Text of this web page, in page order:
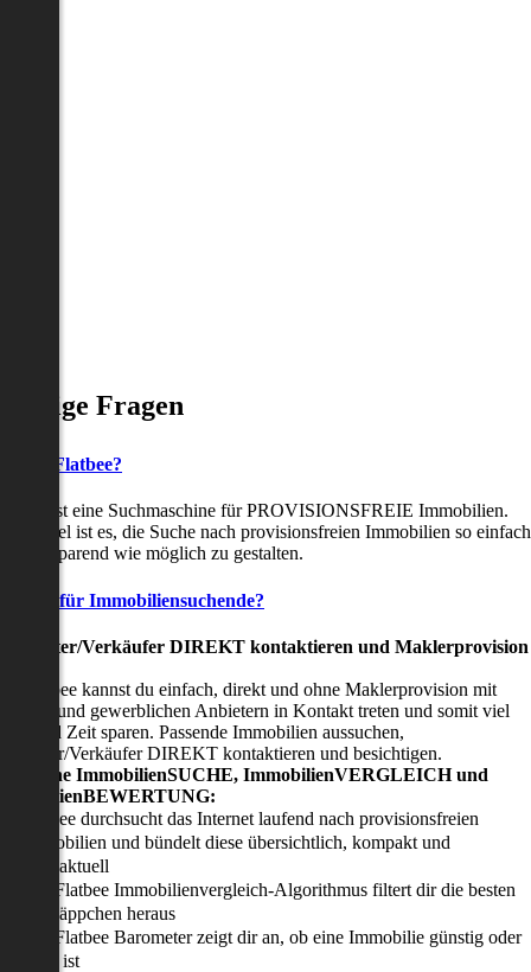
Fragen
ist Flatbee?
ist eine Suchmaschine für PROVISIONSFREIE Immobilien.
Ziel ist es, die Suche nach provisionsfreien Immobilien so einfach
zeitsparend wie möglich zu gestalten.
für Immobiliensuchende?
Verkäufer DIREKT kontaktieren und Maklerprovision
Flatbee kannst du einfach, direkt und ohne Maklerprovision mit
und gewerblichen Anbietern in Kontakt treten und somit viel
und Zeit sparen. Passende Immobilien aussuchen,
Verkäufer DIREKT kontaktieren und besichtigen.
in-one ImmobilienSUCHE, ImmobilienVERGLEICH und
Flatbee durchsucht das Internet laufend nach provisionsfreien
Immobilien und bündelt diese übersichtlich, kompakt und
tagesaktuell
Der Flatbee Immobilienvergleich-Algorithmus filtert dir die besten
Schnäppchen heraus
Der Flatbee Barometer zeigt dir an, ob eine Immobilie günstig oder
teuer ist